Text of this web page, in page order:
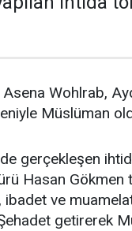
Wohlrab,
Müslüman
gerçekleşen
Hasan Gökmen
ibadet ve
getirerek